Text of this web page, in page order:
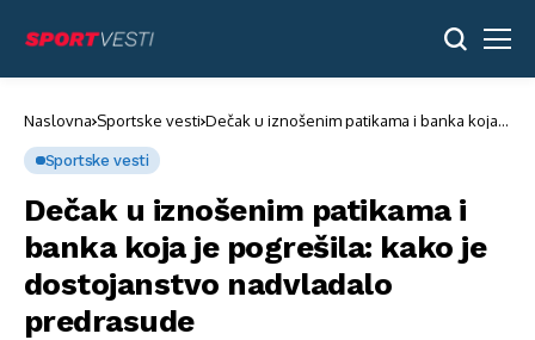
Naslovna Sportske vesti Dečak u iznošenim patikama i banka koja
Sportske vesti
Dečak u iznošenim patikama i
banka koja je pogrešila: kako je
dostojanstvo nadvladalo
predrasude